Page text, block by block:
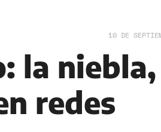
10 DE
la
redes